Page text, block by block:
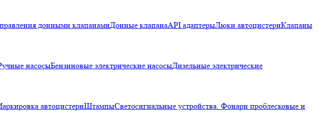
донными клапанамиДонные клапанаAPI адаптерыЛюки автоцистернКлапаны
насосыБензиновые электрические насосыДизельные электрические
автоцистернШтампыСветосигнальные устройства. Фонари проблесковые и